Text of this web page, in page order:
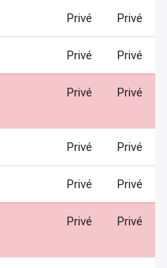
Privé Privé
Privé Privé
Privé Privé
Privé Privé
Privé Privé
Privé Privé